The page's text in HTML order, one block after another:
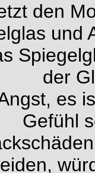
den
und
der
es
Gefühl